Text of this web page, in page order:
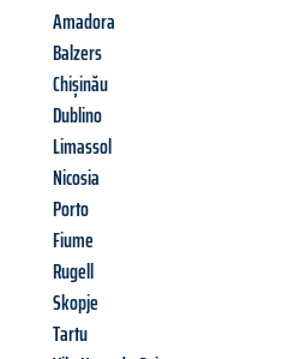
Amadora
Balzers
Chișinău
Dublino
Limassol
Nicosia
Porto
Fiume
Rugell
Skopje
Tartu